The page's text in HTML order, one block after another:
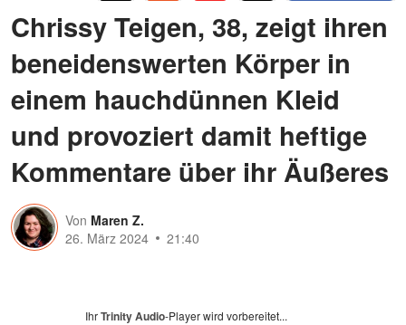
Chrissy Teigen, 38, zeigt ihren
beneidenswerten Körper in
einem hauchdünnen Kleid
und provoziert damit heftige
Kommentare über ihr Äußeres
Von Maren Z.
26. März 2024
21:40
IhrTrinity Audio-Player wird vorbereitet...